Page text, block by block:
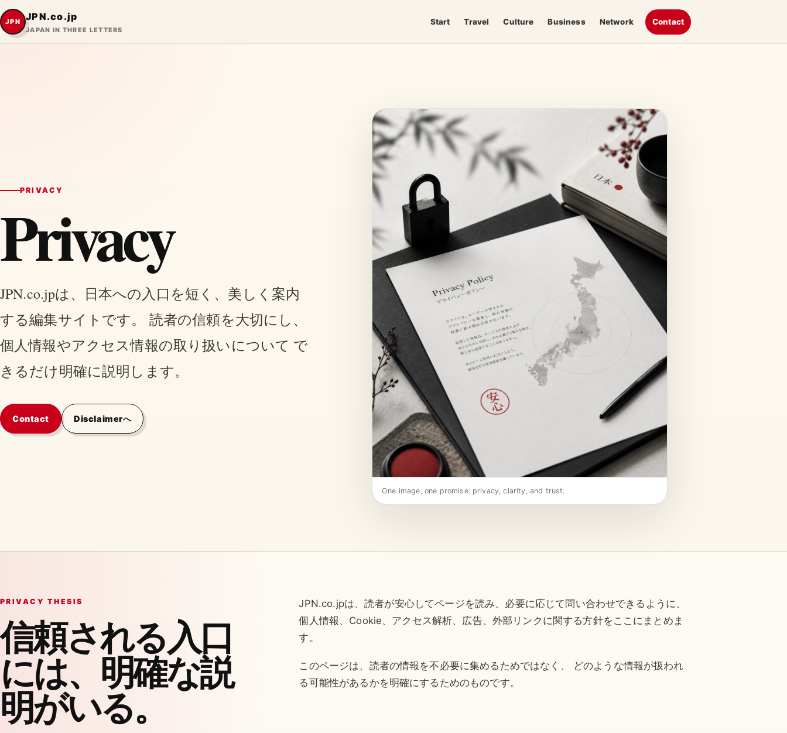
JPN JPN.co.jp
JAPAN IN THREE LETTERS
Start Travel Culture Business Network Contact
PRIVACY
Privacy
JPN.co.jpは、日本への入口を短く、美しく案内
する編集サイトです。 読者の信頼を大切にし、
個人情報やアクセス情報の取り扱いについて で
きるだけ明確に説明します。
Contact Disclaimerへ
One image, one promise: privacy, clarity, and trust.
PRIVACY THESIS
信頼される入口
には、明確な説
明がいる。
JPN.co.jpは、読者が安心してページを読み、必要に応じて問い合わせできるように、
個人情報、Cookie、アクセス解析、広告、外部リンクに関する方針をここにまとめま
す。
このページは、読者の情報を不必要に集めるためではなく、 どのような情報が扱われ
る可能性があるかを明確にするためのものです。